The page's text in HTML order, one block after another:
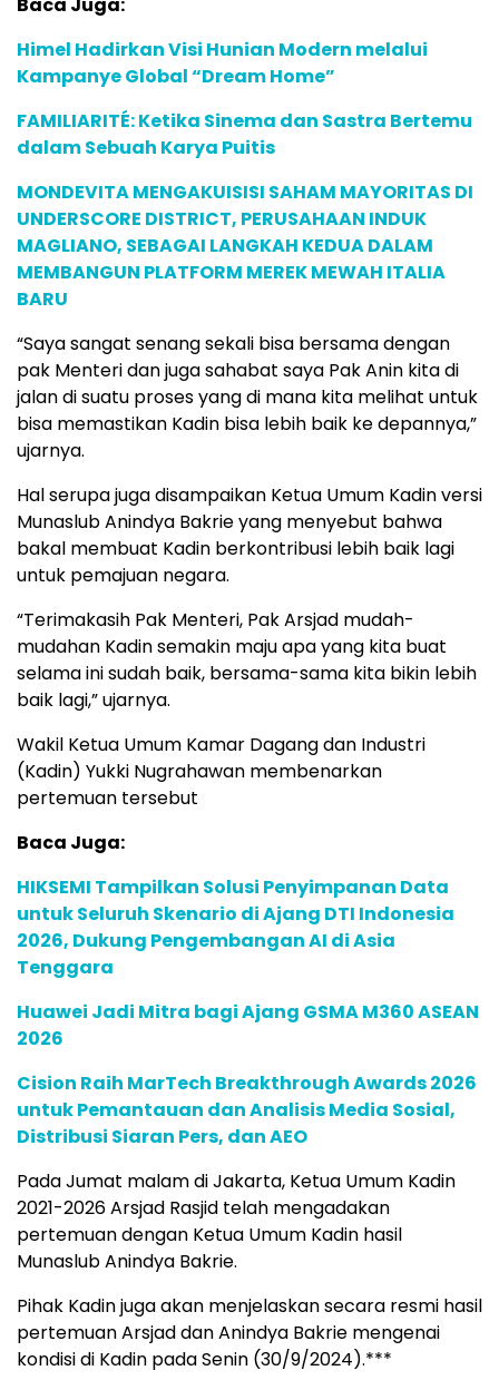
Himel Hadirkan Visi Hunian Modern melalui
Kampanye Global “Dream Home”
FAMILIARITÉ: Ketika Sinema dan Sastra Bertemu
dalam Sebuah Karya Puitis
MONDEVITA MENGAKUISISI SAHAM MAYORITAS DI
UNDERSCORE DISTRICT, PERUSAHAAN INDUK
MAGLIANO, SEBAGAI LANGKAH KEDUA DALAM
MEMBANGUN PLATFORM MEREK MEWAH ITALIA
BARU
“Saya sangat senang sekali bisa bersama dengan
pak Menteri dan juga sahabat saya Pak Anin kita di
jalan di suatu proses yang di mana kita melihat untuk
bisa memastikan Kadin bisa lebih baik ke depannya,”
ujarnya.
Hal serupa juga disampaikan Ketua Umum Kadin versi
Munaslub Anindya Bakrie yang menyebut bahwa
bakal membuat Kadin berkontribusi lebih baik lagi
untuk pemajuan negara.
“Terimakasih Pak Menteri, Pak Arsjad mudah-
mudahan Kadin semakin maju apa yang kita buat
selama ini sudah baik, bersama-sama kita bikin lebih
baik lagi,” ujarnya.
Wakil Ketua Umum Kamar Dagang dan Industri
(Kadin) Yukki Nugrahawan membenarkan
pertemuan tersebut
Baca Juga:
HIKSEMI Tampilkan Solusi Penyimpanan Data
untuk Seluruh Skenario di Ajang DTI Indonesia
2026, Dukung Pengembangan AI di Asia
Tenggara
Huawei Jadi Mitra bagi Ajang GSMA M360 ASEAN
2026
Cision Raih MarTech Breakthrough Awards 2026
untuk Pemantauan dan Analisis Media Sosial,
Distribusi Siaran Pers, dan AEO
Pada Jumat malam di Jakarta, Ketua Umum Kadin
2021-2026 Arsjad Rasjid telah mengadakan
pertemuan dengan Ketua Umum Kadin hasil
Munaslub Anindya Bakrie.
Pihak Kadin juga akan menjelaskan secara resmi hasil
pertemuan Arsjad dan Anindya Bakrie mengenai
kondisi di Kadin pada Senin (30/9/2024).***